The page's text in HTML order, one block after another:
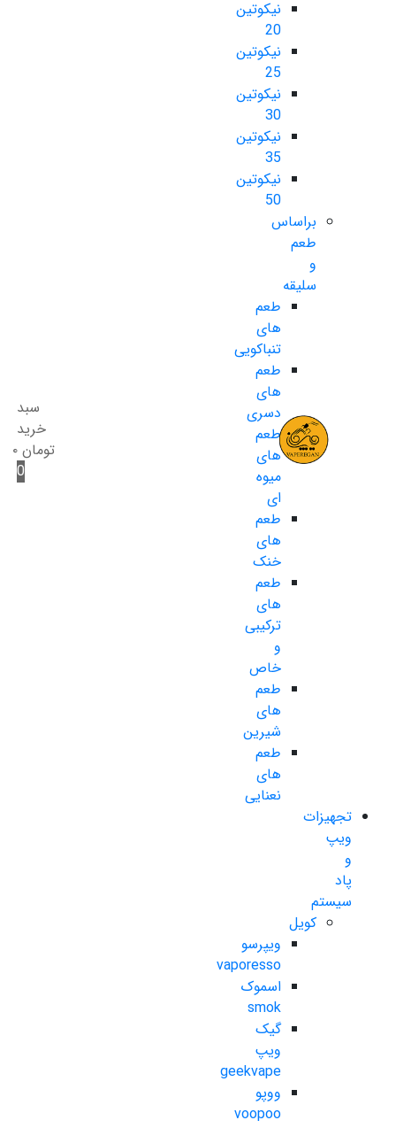
نیکوتین
20
نیکوتین
25
نیکوتین
30
نیکوتین
35
نیکوتین
50
براساس
طعم
و
سلیقه
طعم
های
تنباکویی
طعم
های
دسری
طعم
های
میوه
ای
طعم
های
خنک
طعم
های
ترکیبی
و
خاص
طعم
های
شیرین
طعم
های
نعنایی
تجهیزات
ویپ
و
پاد
سیستم
کویل
ویپرسو
vaporesso
اسموک
smok
گیک
ویپ
geekvape
ووپو
voopoo
سبد
خرید
تومان ۰
0